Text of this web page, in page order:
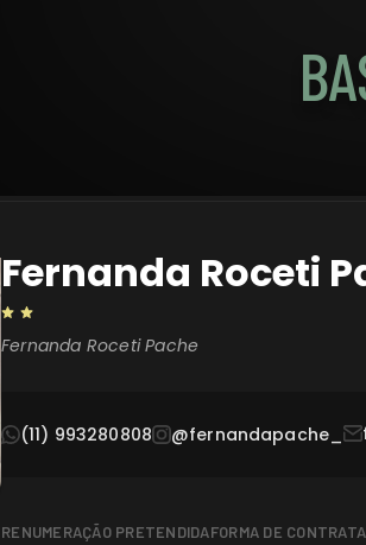
Fernanda Roceti
Fernanda Roceti Pache
(11) 993280808 @fernandapache_
RENUMERAÇÃO PRETENDIDAFORMA DE